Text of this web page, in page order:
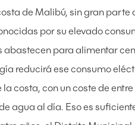
de Malibú, sin gran
por su elevado
abastecen para alimentar
reducirá ese consumo
costa, con un coste de
agua al día. Eso es